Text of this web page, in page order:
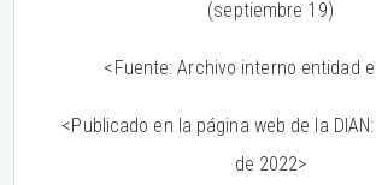
(septiembre 19)
<Fuente: Archivo interno entidad
<Publicado en la página web de la
de 2022>